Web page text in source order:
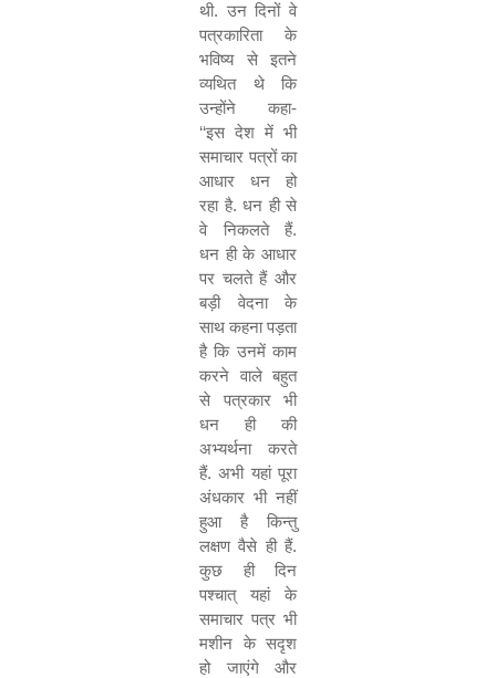
थी. उन दिनों वे
पत्रकारिता के
भविष्य से इतने
व्यथित थे कि
उन्होंने कहा-
‘‘इस देश में भी
समाचार पत्रों का
आधार धन हो
रहा है. धन ही से
वे निकलते हैं.
धन ही के आधार
पर चलते हैं और
बड़ी वेदना के
साथ कहना पड़ता
है कि उनमें काम
करने वाले बहुत
से पत्रकार भी
धन ही की
अभ्यर्थना करते
हैं. अभी यहां पूरा
अंधकार भी नहीं
हुआ है किन्तु
लक्षण वैसे ही हैं.
कुछ ही दिन
पश्चात् यहां के
समाचार पत्र भी
मशीन के सदृश
हो जाएंगे और